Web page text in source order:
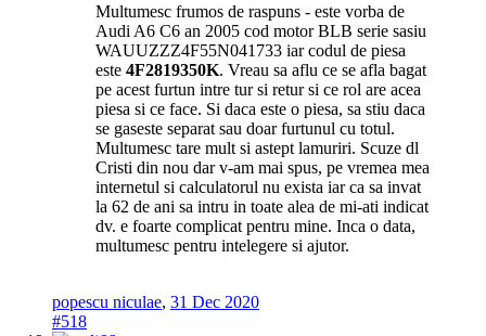
Multumesc frumos de raspuns - este vorba de
Audi A6 C6 an 2005 cod motor BLB serie sasiu
WAUUZZZ4F55N041733 iar codul de piesa
este 4F2819350K. Vreau sa aflu ce se afla bagat
pe acest furtun intre tur si retur si ce rol are acea
piesa si ce face. Si daca este o piesa, sa stiu daca
se gaseste separat sau doar furtunul cu totul.
Multumesc tare mult si astept lamuriri. Scuze dl
Cristi din nou dar v-am mai spus, pe vremea mea
internetul si calculatorul nu exista iar ca sa invat
la 62 de ani sa intru in toate alea de mi-ati indicat
dv. e foarte complicat pentru mine. Inca o data,
multumesc pentru intelegere si ajutor.
popescu niculae, 31 Dec 2020
#518